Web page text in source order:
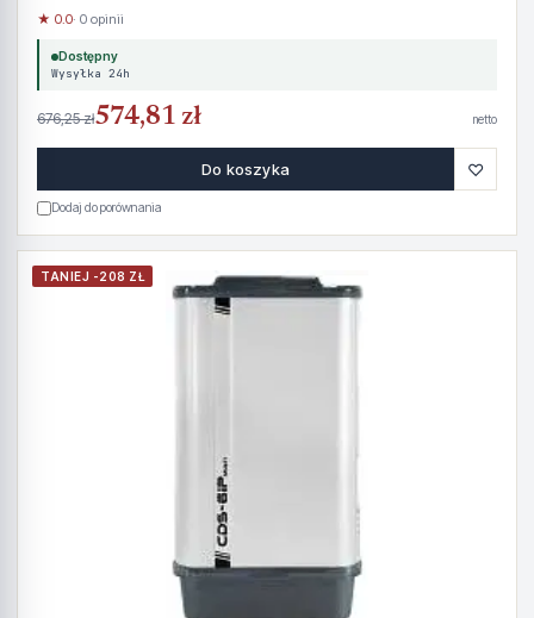
★ 0.0· 0 opinii
Dostępny
Wysyłka 24h
676,25 zł574,81 zł netto
Do koszyka ♡
Dodaj do porównania
TANIEJ -208 ZŁ